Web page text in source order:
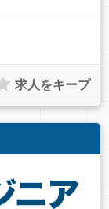
求人をキープ